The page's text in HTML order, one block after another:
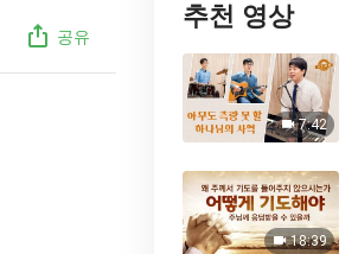
공유
추천 영상
7:42
18:39